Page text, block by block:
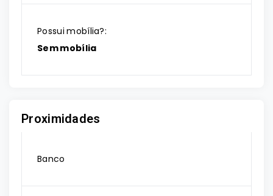
Possui mobília?:
Sem mobília
Proximidades
Banco